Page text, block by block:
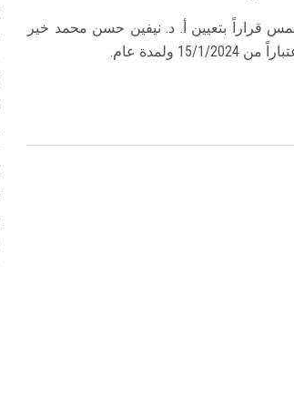
قراراً بتعيين أ. د. نيفين حسن محمد خير
عام.